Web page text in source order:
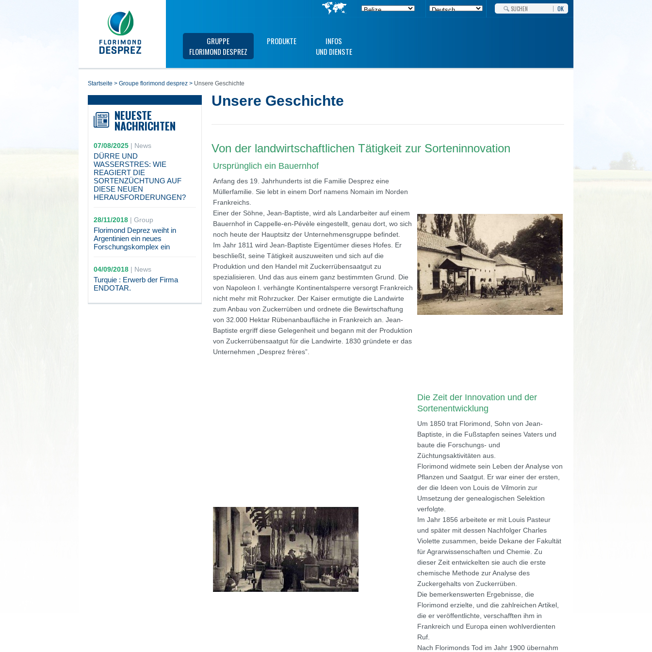
OK
GRUPPE
FLORIMOND DESPREZ
PRODUKTE
INFOS
UND DIENSTE
startseite > groupe florimond desprez > Unsere Geschichte
NEUESTE
NACHRICHTEN
07/08/2025| News
DÜRRE UND
WASSERSTRES: WIE
REAGIERT DIE
SORTENZÜCHTUNG AUF
DIESE NEUEN
HERAUSFORDERUNGEN?
28/11/2018| Group
Florimond Deprez weiht in
Argentinien ein neues
Forschungskomplex ein
04/09/2018| News
Turquie : Erwerb der Firma
ENDOTAR.
Unsere Geschichte
Von der landwirtschaftlichen Tätigkeit zur Sorteninnovation
Ursprünglich ein Bauernhof
Anfang des 19. Jahrhunderts ist die Familie Desprez eine
Müllerfamilie. Sie lebt in einem Dorf namens Nomain im Norden
Frankreichs.
Einer der Söhne, Jean-Baptiste, wird als Landarbeiter auf einem
Bauernhof in Cappelle-en-Pévèle eingestellt, genau dort, wo sich
noch heute der Hauptsitz der Unternehmensgruppe befindet.
Im Jahr 1811 wird Jean-Baptiste Eigentümer dieses Hofes. Er
beschließt, seine Tätigkeit auszuweiten und sich auf die
Produktion und den Handel mit Zuckerrübensaatgut zu
spezialisieren. Und das aus einem ganz bestimmten Grund. Die
von Napoleon I. verhängte Kontinentalsperre versorgt Frankreich
nicht mehr mit Rohrzucker. Der Kaiser ermutigte die Landwirte
zum Anbau von Zuckerrüben und ordnete die Bewirtschaftung
von 32.000 Hektar Rübenanbaufläche in Frankreich an. Jean-
Baptiste ergriff diese Gelegenheit und begann mit der Produktion
von Zuckerrübensaatgut für die Landwirte. 1830 gründete er das
Unternehmen „Desprez frères”.
Die Zeit der Innovation und der
Sortenentwicklung
Um 1850 trat Florimond, Sohn von Jean-
Baptiste, in die Fußstapfen seines Vaters und
baute die Forschungs- und
Züchtungsaktivitäten aus.
Florimond widmete sein Leben der Analyse von
Pflanzen und Saatgut. Er war einer der ersten,
der die Ideen von Louis de Vilmorin zur
Umsetzung der genealogischen Selektion
verfolgte.
Im Jahr 1856 arbeitete er mit Louis Pasteur
und später mit dessen Nachfolger Charles
Violette zusammen, beide Dekane der Fakultät
für Agrarwissenschaften und Chemie. Zu
dieser Zeit entwickelten sie auch die erste
chemische Methode zur Analyse des
Zuckergehalts von Zuckerrüben.
Die bemerkenswerten Ergebnisse, die
Florimond erzielte, und die zahlreichen Artikel,
die er veröffentlichte, verschafften ihm in
Frankreich und Europa einen wohlverdienten
Ruf.
Nach Florimonds Tod im Jahr 1900 übernahm